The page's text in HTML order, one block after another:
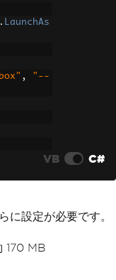
. LaunchAs
,
"--
( @"
VB C#
設定が必要です。
170 MB